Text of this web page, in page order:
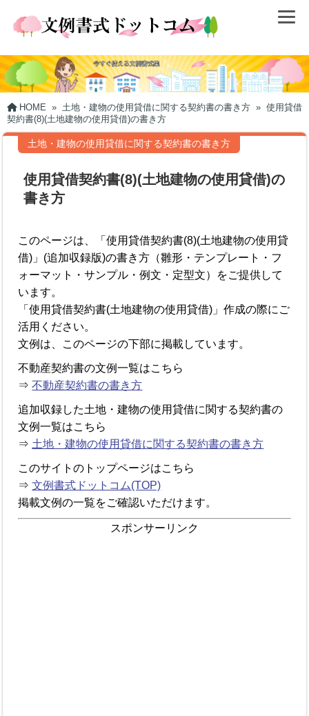
HOME » 土地・建物の使用貸借に関する契約書の書き方 » 使用貸借
契約書(8)(土地建物の使用貸借)の書き方
土地・建物の使用貸借に関する契約書の書き方
使用貸借契約書(8)(土地建物の使用貸借)の
書き方
このページは、「使用貸借契約書(8)(土地建物の使用貸
借)」(追加収録版)の書き方（雛形・テンプレート・フ
ォーマット・サンプル・例文・定型文）をご提供して
います。
「使用貸借契約書(土地建物の使用貸借)」作成の際にご
活用ください。
文例は、このページの下部に掲載しています。
不動産契約書の文例一覧はこちら
⇒不動産契約書の書き方
追加収録した土地・建物の使用貸借に関する契約書の
文例一覧はこちら
⇒ 土地・建物の使用貸借に関する契約書の書き方
このサイトのトップページはこちら
⇒文例書式ドットコム(TOP)
掲載文例の一覧をご確認いただけます。
スポンサーリンク